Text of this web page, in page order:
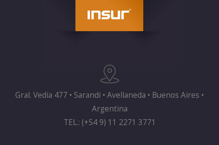
Gral. Vedia 477 • Sarandi • Avellaneda • Buenos Aires •
Argentina
TEL.: (+54 9) 11 2271 3771